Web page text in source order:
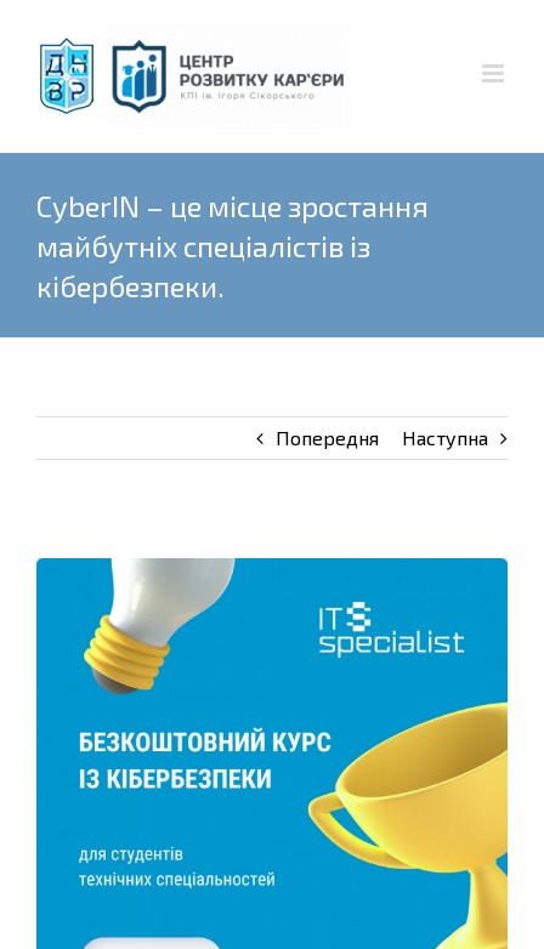
content
CyberIN – це місце зростання
майбутніх спеціалістів із
кібербезпеки.
Попередня Наступна